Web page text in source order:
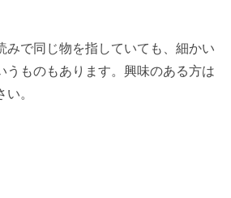
みで同じ物を指していても、細かい
うものもあります。興味のある方は
。